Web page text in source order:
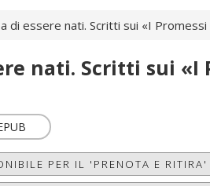
di essere nati. Scritti sui «I Promessi
nati. Scritti sui «I
PER IL 'PRENOTA E RITIRA'